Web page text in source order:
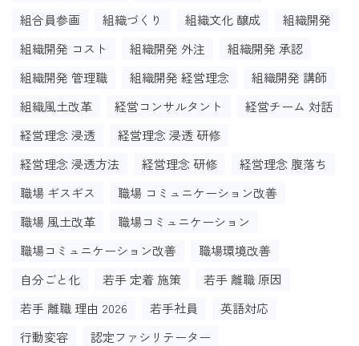
組合員参画
組織づくり 組織文化 醸成
組織開発
組織開発 コスト
組織開発 外注
組織開発 承認
組織開発 管理職
組織開発 経営理念
組織開発 講師
組織風土改革
経営コンサルタント
経営チーム 対話
経営理念 浸透
経営理念 浸透 研修
経営理念 浸透方法
経営理念 研修
経営理念 腹落ち
職場 ギスギス
職場 コミュニケーション改善
職場 風土改革
職場コミュニケーション
職場コミュニケーション改善
職場環境改善
自分ごと化
若手 定着 施策
若手 離職 原因
若手 離職 理由 2026
若手社員
英語対応
行動変容
認定ファシリテーター